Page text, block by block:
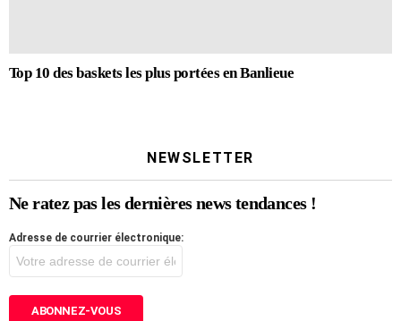
Top 10 des baskets les plus portées en Banlieue
NEWSLETTER
Ne ratez pas les dernières news tendances !
Adresse de courrier électronique: